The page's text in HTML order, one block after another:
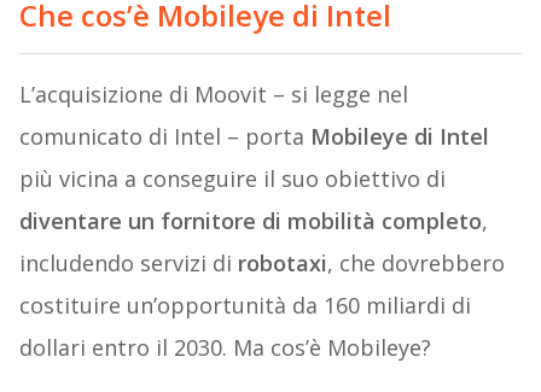
Che cos’è Mobileye di Intel
L’acquisizione di Moovit – si legge nel
comunicato di Intel – porta Mobileye di Intel
più vicina a conseguire il suo obiettivo di
diventare un fornitore di mobilità completo,
includendo servizi di robotaxi, che dovrebbero
costituire un’opportunità da 160 miliardi di
dollari entro il 2030. Ma cos’è Mobileye?